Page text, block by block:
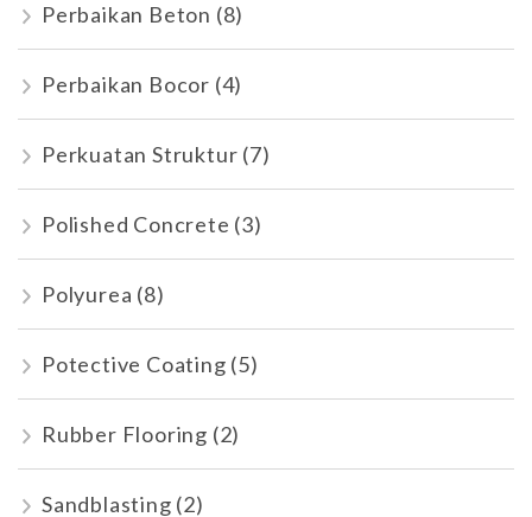
Perbaikan Beton (8)
Perbaikan Bocor (4)
Perkuatan Struktur (7)
Polished Concrete (3)
Polyurea (8)
Potective Coating (5)
Rubber Flooring (2)
Sandblasting (2)